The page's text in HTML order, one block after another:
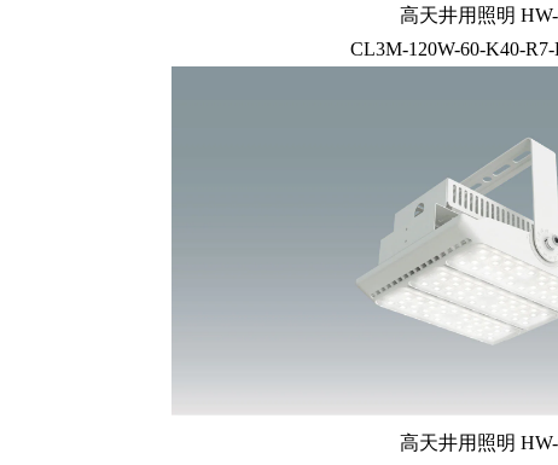
高天井用照明
CL3M-120W-60-K40-
高天井用照明